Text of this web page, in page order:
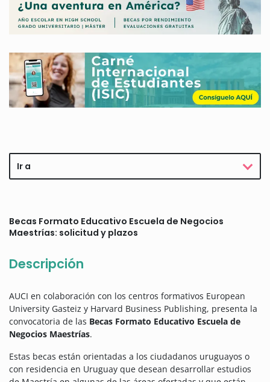
Ir a
Becas Formato Educativo Escuela de Negocios
Maestrías: solicitud y plazos
Descripción
AUCI en colaboración con los centros formativos European
University Gasteiz y Harvard Business Publishing, presenta la
convocatoria de las Becas Formato Educativo Escuela de
Negocios Maestrías.
Estas becas están orientadas a los ciudadanos uruguayos o
con residencia en Uruguay que desean desarrollar estudios